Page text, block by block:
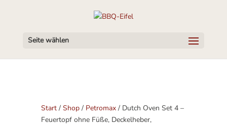
Seite wählen
Start/ Shop/ Petromax/ Dutch Oven Set 4 –
Feuertopf ohne Füße, Deckelheber,